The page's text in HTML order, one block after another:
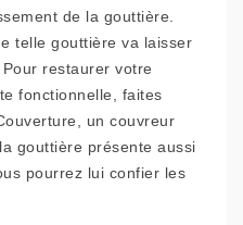
de la gouttière.
telle gouttière va laisser
Pour restaurer votre
fonctionnelle, faites
un couvreur
gouttière présente aussi
pourrez lui confier les